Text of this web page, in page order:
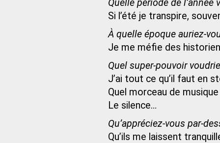
Quelle période de
Si l’été je transpire,
À quelle époque auriez-
Je me méfie des
Quel super-pouvoir
J’ai tout ce qu’il faut en
Quel morceau de
Le silence…
Qu’appréciez-vous par-
Qu’ils me laissent